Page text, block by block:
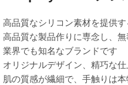
高品質なシリコン素材を提供す
高品質な製品作りに専念し、
業界でも知名なブランドです
オリジナルデザイン、精巧な
肌の質感が繊細で、手触りは